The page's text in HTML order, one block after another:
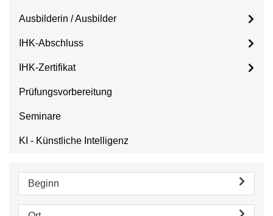
Ausbilderin / Ausbilder
IHK-Abschluss
IHK-Zertifikat
Prüfungsvorbereitung
Seminare
KI - Künstliche Intelligenz
Beginn